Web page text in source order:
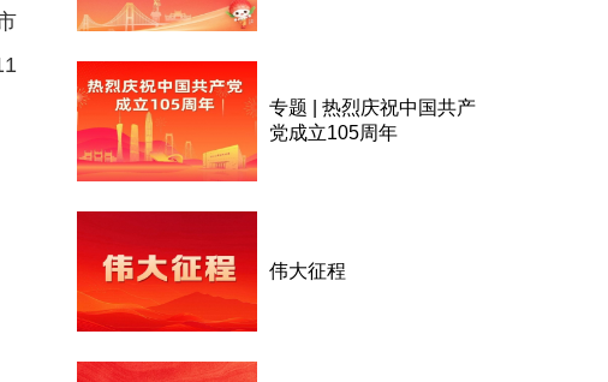
专题 | 热烈庆祝中国共产
党成立105周年
伟大征程